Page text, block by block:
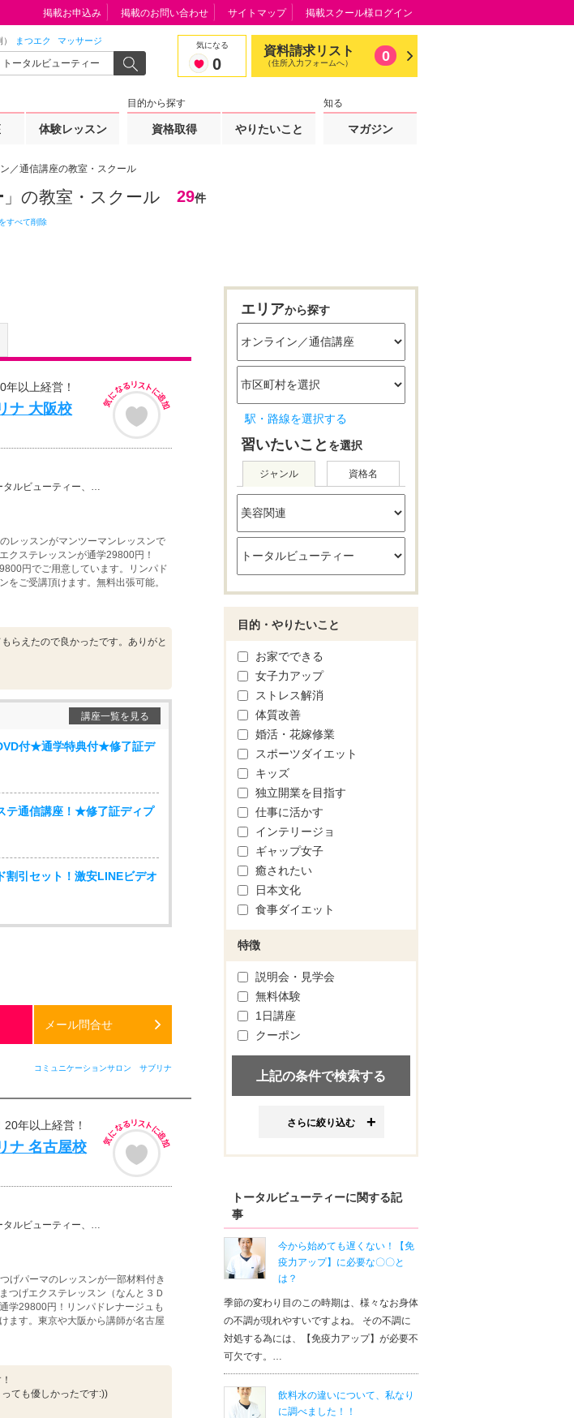
まつエク マッサージ 気になる
0
資料請求リスト
（住所入力フォームへ） 0
体験レッスン
目的から探す
資格取得 やりたいこと
知る
マガジン
掲載お申込み 掲載のお問い合わせ サイトマップ 掲載スクール様ログイン
／通信講座の教室・スクール
」の教室・スクール 29件
すべて削除
以上経営！
ナ 大阪校
エクステ（まつエク）、まつげパー…
レッスンがマンツーマンレッスンで
クステレッスンが通学29800円！
円でご用意しています。リンパド
をご受講頂けます。無料出張可能。
らえたので良かったです。ありがと
講座一覧を見る
付★通学特典付★修了証デ
テ通信講座！★修了証ディプ
割引セット！激安LINEビデオ
メール問合せ
コミュニケーションサロン サブリナ
年以上経営！
ナ 名古屋校
つエク）、美容その他、まつげパー…
げパーマのレッスンが一部材料付き
つげエクステレッスン（なんと３Ｄ
学29800円！リンパドレナージュも
ます。東京や大阪から講師が名古屋
ても優しかったです:))
エリアから探す
駅・路線を選択する
習いたいこと を選択
ジャンル 資格名
目的・やりたいこと
お家でできる
女子力アップ
ストレス解消
体質改善
婚活・花嫁修業
スポーツダイエット
キッズ
独立開業を目指す
仕事に活かす
インテリージョ
ギャップ女子
癒されたい
日本文化
食事ダイエット
特徴
説明会・見学会
無料体験
1日講座
クーポン
さらに絞り込む
トータルビューティーに関する記
事
今から始めても遅くない！【免
疫力アップ】に必要な〇〇と
は？
季節の変わり目のこの時期は、様々なお身体
の不調が現れやすいですよね。 その不調に
対処する為には、【免疫力アップ】が必要不
可欠です。…
飲料水の違いについて、私なり
に調べました！！